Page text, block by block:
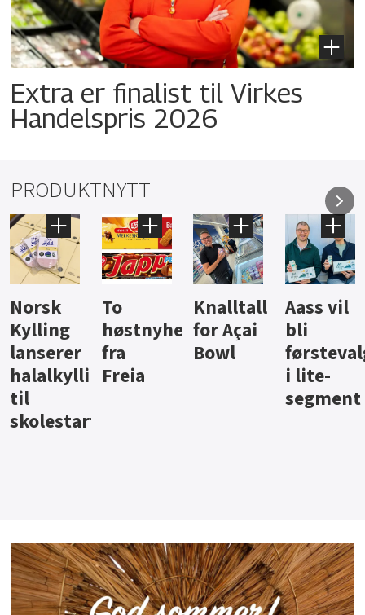
Extra er finalist til Virkes
Handelspris 2026
PRODUKTNYTT
Knalltall
for Açai
Bowl
Aass vil
bli
førstevalg
i lite-
Brus og
jus fra
Berentsen
Hard
iste fra
Hansa